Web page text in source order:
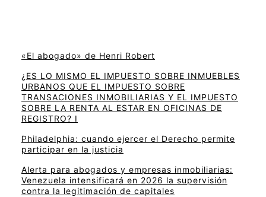
«El abogado» de Henri Robert
¿ES LO MISMO EL IMPUESTO SOBRE INMUEBLES
URBANOS QUE EL IMPUESTO SOBRE
TRANSACIONES INMOBILIARIAS Y EL IMPUESTO
SOBRE LA RENTA AL ESTAR EN OFICINAS DE
REGISTRO? I
Philadelphia: cuando ejercer el Derecho permite
participar en la justicia
Alerta para abogados y empresas inmobiliarias:
Venezuela intensificará en 2026 la supervisión
contra la legitimación de capitales